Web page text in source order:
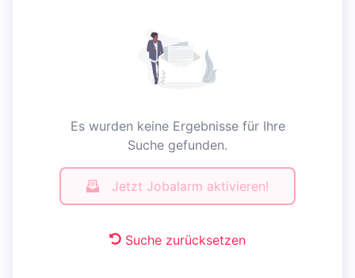
Es wurden keine Ergebnisse für Ihre
Suche gefunden.
Jetzt Jobalarm aktivieren!
Suche zurücksetzen